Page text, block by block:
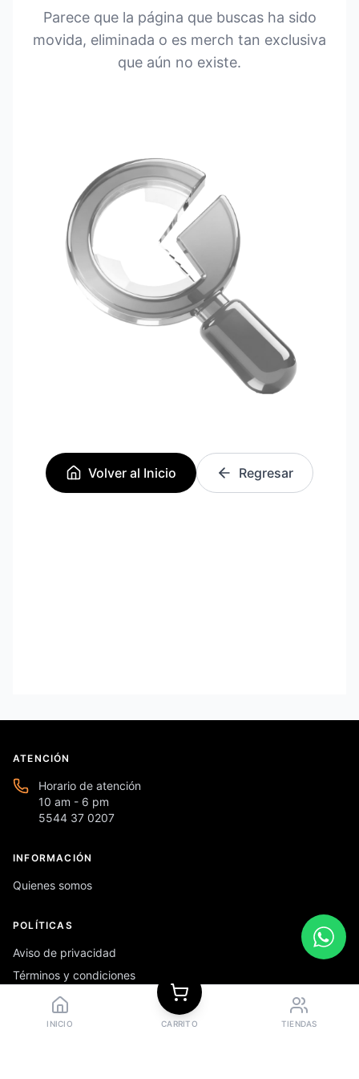
Parece que la página que buscas ha sido
movida, eliminada o es merch tan exclusiva
que aún no existe.
Volver al Inicio Regresar
INICIO CARRITO TIENDAS
ATENCIÓN
Horario de atención
10 am - 6 pm
5544 37 0207
INFORMACIÓN
Quienes somos
POLÍTICAS
Aviso de privacidad
Términos y condiciones
Preguntas frecuentes